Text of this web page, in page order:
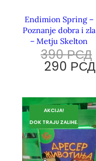
Endimion Spring –
Poznanje dobra i zla
– Metju Skelton
390РСД
290 РСД
AKCIJA!
DOK TRAJU ZALIHE.